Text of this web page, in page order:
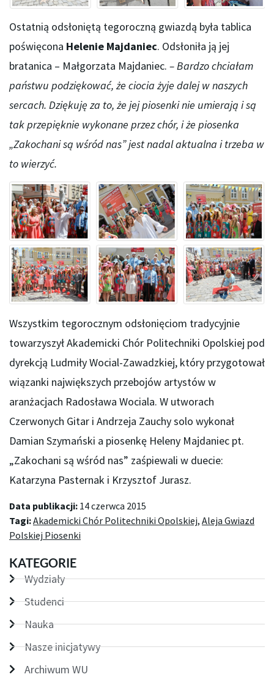
Ostatnią odsłoniętą tegoroczną gwiazdą była tablica
poświęcona Helenie Majdaniec. Odsłoniła ją jej
bratanica – Małgorzata Majdaniec. – Bardzo chciałam
państwu podziękować, że ciocia żyje dalej w naszych
sercach. Dziękuję za to, że jej piosenki nie umierają i są
tak przepięknie wykonane przez chór, i że piosenka
„Zakochani są wśród nas” jest nadal aktualna i trzeba w
to wierzyć.
Wszystkim tegorocznym odsłonięciom tradycyjnie
towarzyszył Akademicki Chór Politechniki Opolskiej pod
dyrekcją Ludmiły Wocial-Zawadzkiej, który przygotował
wiązanki największych przebojów artystów w
aranżacjach Radosława Wociala. W utworach
Czerwonych Gitar i Andrzeja Zauchy solo wykonał
Damian Szymański a piosenkę Heleny Majdaniec pt.
„Zakochani są wśród nas” zaśpiewali w duecie:
Katarzyna Pasternak i Krzysztof Jurasz.
Data publikacji: 14 czerwca 2015
Tagi:Akademicki Chór Politechniki Opolskiej, Aleja Gwiazd
Polskiej Piosenki
KATEGORIE
Wydziały
Studenci
Nauka
Nasze inicjatywy
Archiwum WU